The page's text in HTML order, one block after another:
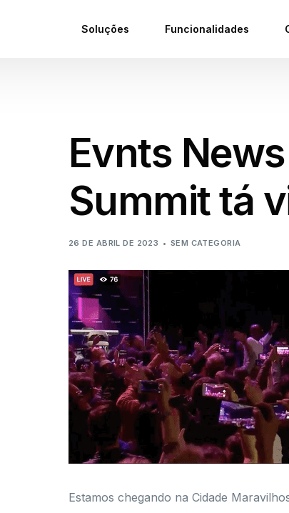
Soluções Funcionalidades
Evnts
Summit tá
26 DE ABRIL DE 2023 SEM CATEGORIA
Estamos chegando na Cidade